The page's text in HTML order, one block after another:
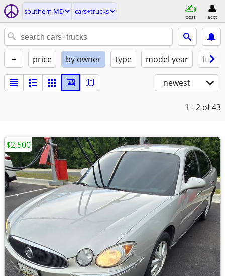
southern MD cars+trucks
post acct
+ price by owner type model year fuel
newest
1 - 2 of 43
$2,500